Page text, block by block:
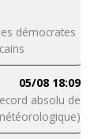
démocrates
05/08 18:09
absolu de